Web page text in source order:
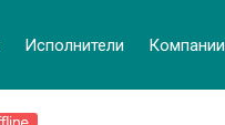
Иcполнители Компании